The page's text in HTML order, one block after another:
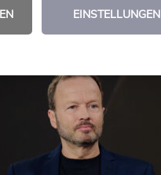
EINSTELLUNGEN